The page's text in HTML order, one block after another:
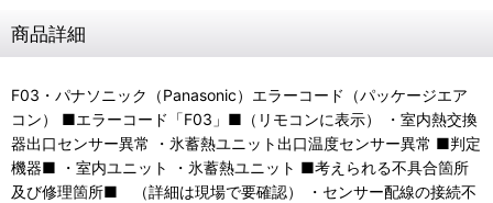
商品詳細
F03・パナソニック（Panasonic）エラーコード（パッケージエア
コン） ■エラーコード「F03」■（リモコンに表示） ・室内熱交換
器出口センサー異常 ・氷蓄熱ユニット出口温度センサー異常 ■判定
機器■ ・室内ユニット ・氷蓄熱ユニット ■考えられる不具合箇所
及び修理箇所■ （詳細は現場で要確認） ・センサー配線の接続不